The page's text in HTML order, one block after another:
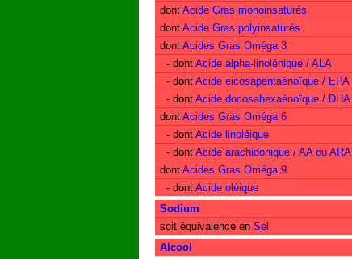
dont Acide Gras monoinsaturés
dont Acide Gras polyinsaturés
dont Acides Gras Oméga 3
- dont Acide alpha-linolénique / ALA
- dont Acide eicosapentaénoïque / EPA
- dont Acide docosahexaénoïque / DHA
dont Acides Gras Oméga 6
- dont Acide linoléique
- dont Acide arachidonique / AA ou ARA
dont Acides Gras Oméga 9
- dont Acide oléique
Sodium
soit équivalence en Sel
Alcool